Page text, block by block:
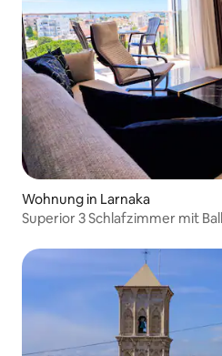
Wohnung in Larnaka
Superior 3 Schlafzimmer mit